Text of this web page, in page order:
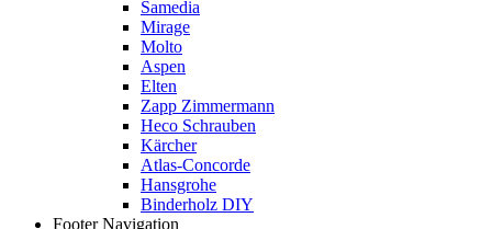
Samedia
Mirage
Molto
Aspen
Elten
Zapp Zimmermann
Heco Schrauben
Kärcher
Atlas-Concorde
Hansgrohe
Binderholz DIY
Footer Navigation